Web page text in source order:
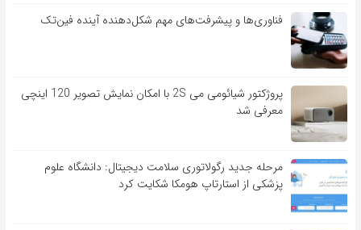
فناوری‌ها و پیشرفت‌های مهم شکل‌دهنده آینده فین‌تک
پروژکتور شیائومی می 2S با امکان نمایش تصویر 120 اینچی
معرفی شد
مرحله جدید رگولاتوری سلامت دیجیتال: دانشگاه علوم
پزشکی از استارتاپ هومکا شکایت کرد